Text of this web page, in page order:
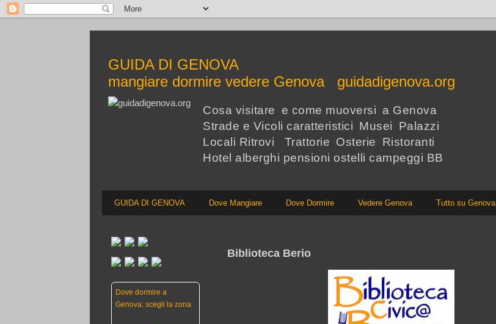
GUIDA DI GENOVA
mangiare dormire vedere Genova guidadigenova.org
Cosa visitare e come muoversi a Genova
Strade e Vicoli caratteristici Musei Palazzi
Locali Ritrovi Trattorie Osterie Ristoranti
Hotel alberghi pensioni ostelli campeggi BB
GUIDA DI GENOVA Dove Mangiare Dove Dormire Vedere Genova Tutto su Genova
Biblioteca Berio
Dove dormire a
Genova: scegli la zona